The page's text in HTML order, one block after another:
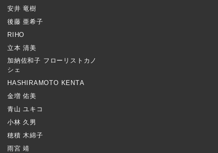
安井 竜樹
後藤 亜希子
RIHO
立本 清美
加納佐和子 フローリストカノ
シェ
HASHIRAMOTO KENTA
金増 佑美
青山 ユキコ
小林 久男
穂積 木綿子
雨宮 靖